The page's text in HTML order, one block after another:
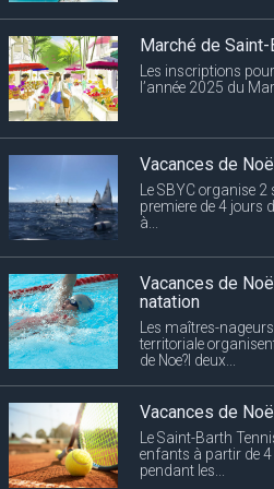
Marché de Saint-
Les inscriptions
l’année 2025 du
Vacances de
Le SBYC organise 2
premiere de 4 jours
à...
Vacances de
natation
Les maîtres-
territoriale
de Noe?l deux...
Vacances de
Le Saint-Barth
enfants à partir de
pendant les...